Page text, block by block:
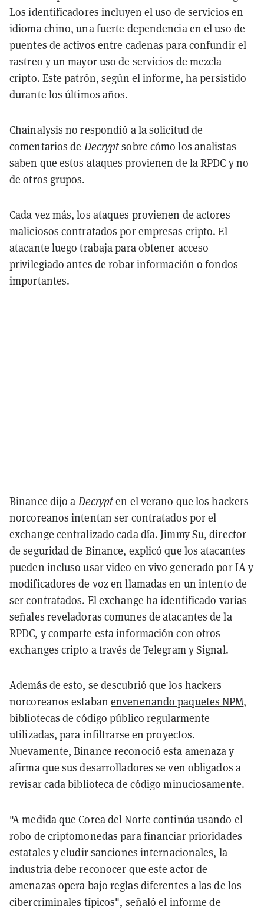
Los identificadores incluyen el uso de servicios en
idioma chino, una fuerte dependencia en el uso de
puentes de activos entre cadenas para confundir el
rastreo y un mayor uso de servicios de mezcla
cripto. Este patrón, según el informe, ha persistido
durante los últimos años.
Chainalysis no respondió a la solicitud de
comentarios de Decryptsobre cómo los analistas
saben que estos ataques provienen de la RPDC y no
de otros grupos.
Cada vez más, los ataques provienen de actores
maliciosos contratados por empresas cripto. El
atacante luego trabaja para obtener acceso
privilegiado antes de robar información o fondos
importantes.
Binance dijo a Decrypten el verano que los hackers
norcoreanos intentan ser contratados por el
exchange centralizado cada día. Jimmy Su, director
de seguridad de Binance, explicó que los atacantes
pueden incluso usar video en vivo generado por IA y
modificadores de voz en llamadas en un intento de
ser contratados. El exchange ha identificado varias
señales reveladoras comunes de atacantes de la
RPDC, y comparte esta información con otros
exchanges cripto a través de Telegram y Signal.
Además de esto, se descubrió que los hackers
norcoreanos estabanenvenenando paquetes NPM,
bibliotecas de código público regularmente
utilizadas, para infiltrarse en proyectos.
Nuevamente, Binance reconoció esta amenaza y
afirma que sus desarrolladores se ven obligados a
revisar cada biblioteca de código minuciosamente.
"A medida que Corea del Norte continúa usando el
robo de criptomonedas para financiar prioridades
estatales y eludir sanciones internacionales, la
industria debe reconocer que este actor de
amenazas opera bajo reglas diferentes a las de los
cibercriminales típicos", señaló el informe de